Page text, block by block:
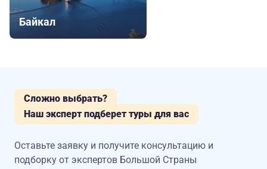
Байкал
Сложно выбрать?
Наш эксперт подберет туры для вас
Оставьте заявку и получите консультацию и
подборку от экспертов Большой Страны